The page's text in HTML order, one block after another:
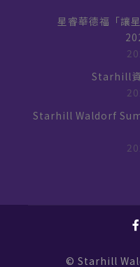
星睿華德福「讓
Starhill
Starhill Waldorf
© Starhill